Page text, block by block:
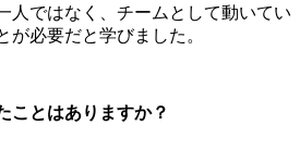
人ではなく、チームとして動いてい
が必要だと学びました。
ことはありますか？